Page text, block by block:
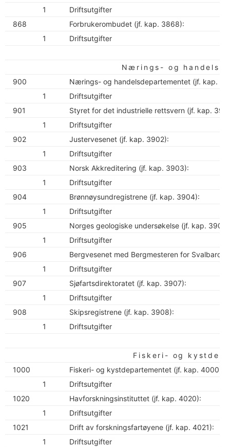
1
Driftsutgifter
868
Forbrukerombudet (jf. kap. 3868):
1
Driftsutgifter
Nærings- og
900
Nærings- og handelsdepartementet (jf. kap.
1
Driftsutgifter
901
Styret for det industrielle rettsvern (jf. kap.
1
Driftsutgifter
902
Justervesenet (jf. kap. 3902):
1
Driftsutgifter
903
Norsk Akkreditering (jf. kap. 3903):
1
Driftsutgifter
904
Brønnøysundregistrene (jf. kap. 3904):
1
Driftsutgifter
905
Norges geologiske undersøkelse (jf. kap.
1
Driftsutgifter
906
Bergvesenet med Bergmesteren for Svalbard
1
Driftsutgifter
907
Sjøfartsdirektoratet (jf. kap. 3907):
1
Driftsutgifter
908
Skipsregistrene (jf. kap. 3908):
1
Driftsutgifter
Fiskeri- og
1000
Fiskeri- og kystdepartementet (jf. kap. 4000):
1
Driftsutgifter
1020
Havforskningsinstituttet (jf. kap. 4020):
1
Driftsutgifter
1021
Drift av forskningsfartøyene (jf. kap. 4021):
1
Driftsutgifter